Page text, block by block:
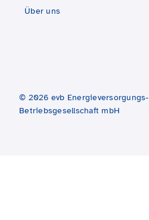
Über uns
© 2026 evb Energieversorgungs-
Betriebsgesellschaft mbH